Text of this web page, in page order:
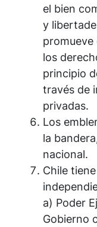
el bien
y
promueve
los
principio
través de
privadas.
Los
la
nacional.
Chile
a) Poder
Gobierno